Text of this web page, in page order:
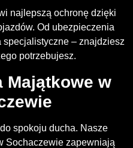
najlepszą ochronę dzięki
Od ubezpieczenia
– znajdziesz
potrzebujesz.
Majątkowe w
spokoju ducha. Nasze
Sochaczewie zapewniają